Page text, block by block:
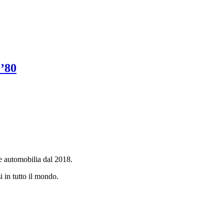
automobilia dal 2018.
in tutto il mondo.